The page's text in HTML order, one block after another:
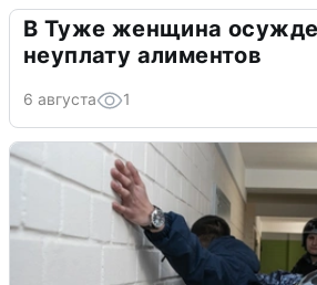
В Туже женщина
неуплату алиментов
6 августа 1